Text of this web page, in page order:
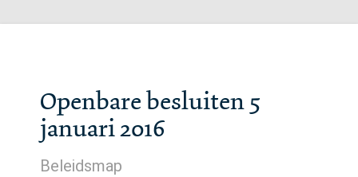
Openbare besluiten 5
januari 2016
Beleidsmap